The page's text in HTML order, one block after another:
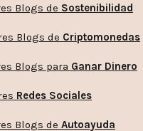
Blogs de Sostenibilidad
Blogs de Criptomonedas
Blogs para Ganar Dinero
Redes Sociales
Blogs de Autoayuda